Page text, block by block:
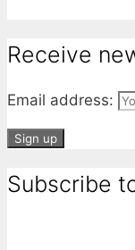
Receive
Email address:
Subscribe